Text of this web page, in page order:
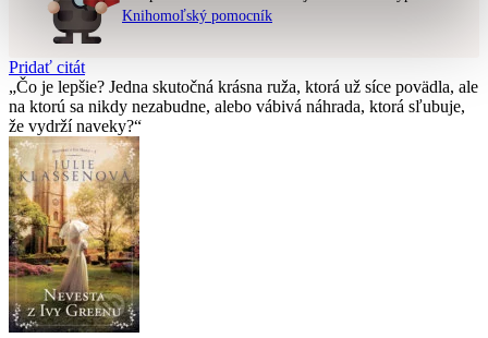
Knihomoľský pomocník
Pridať citát
Čo je lepšie? Jedna skutočná krásna ruža, ktorá už síce povädla, ale
na ktorú sa nikdy nezabudne, alebo vábivá náhrada, ktorá sľubuje,
že vydrží naveky?